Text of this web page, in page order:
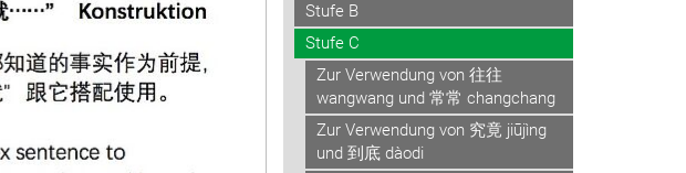
Stufe B
Stufe C
Zur Verwendung von 往往
wangwang und 常常 changchang
Zur Verwendung von 究竟 jiūjìng
und 到底 dàodi